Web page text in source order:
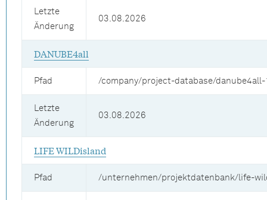
Letzte
Änderung
03.08.2026
DANUBE4all
Pfad /company/project-database/danube4all-
Letzte
Änderung
03.08.2026
LIFE WILDisland
Pfad /unternehmen/projektdatenbank/life-